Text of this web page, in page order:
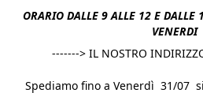
ORARIO DALLE 9 ALLE 12 E
VENERDI
-------> IL NOSTRO
Spediamo fino a Venerdì 31/07